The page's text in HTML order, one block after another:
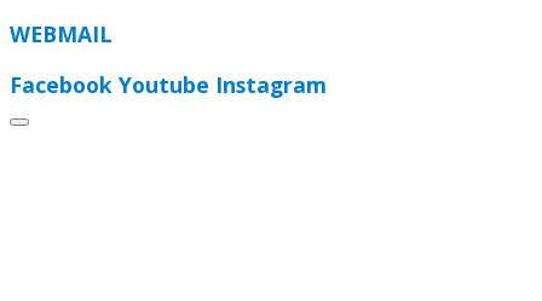
WEBMAIL
Facebook Youtube Instagram